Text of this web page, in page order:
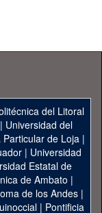
del Litoral
Universidad del
de Loja|
| Universidad
Estatal de
de Ambato |
de los Andes|
| Pontificia